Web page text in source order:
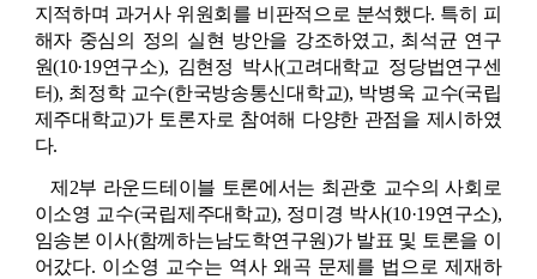
지적하며 과거사 위원회를 비판적으로 분석했다. 특히 피
해자 중심의 정의 실현 방안을 강조하였고, 최석균 연구
원(10·19연구소), 김현정 박사(고려대학교 정당법연구센
터), 최정학 교수(한국방송통신대학교), 박병욱 교수(국립
제주대학교)가 토론자로 참여해 다양한 관점을 제시하였
다.
제2부 라운드테이블 토론에서는 최관호 교수의 사회로
이소영 교수(국립제주대학교), 정미경 박사(10·19연구소),
임송본 이사(함께하는남도학연구원)가 발표 및 토론을 이
어갔다. 이소영 교수는 역사 왜곡 문제를 법으로 제재하